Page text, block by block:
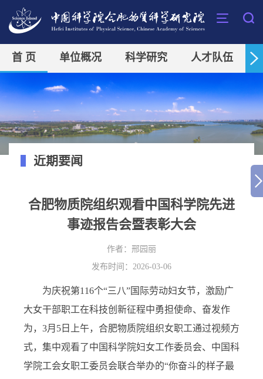
首 页 单位概况 科学研究 人才队伍
近期要闻
合肥物质院组织观看中国科学院先进
事迹报告会暨表彰大会
作者： 邢园丽
发布时间：2026-03-06
为庆祝第116个“三八”国际劳动妇女节，激励广
大女干部职工在科技创新征程中勇担使命、奋发作
为， 3月 5 日上午，合肥物质院组织女职工通过视频方
式，集中观看了中国科学院妇女工作委员会、中国科
学院工会女职工委员会联合举办的“你奋斗的样子最